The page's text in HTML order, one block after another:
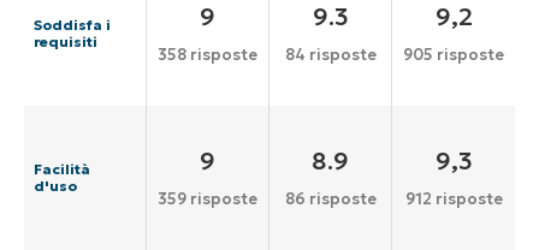
Soddisfa i
requisiti
9
358 risposte
9.3
84 risposte
9,2
905 risposte
Facilità
d'uso
9
359 risposte
8.9
86 risposte
9,3
912 risposte